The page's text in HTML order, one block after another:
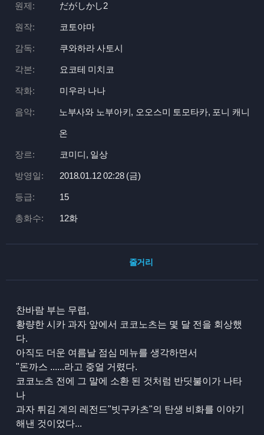
원제: だがしかし2
원작: 코토야마
감독: 쿠와하라 사토시
각본: 요코테 미치코
작화: 미우라 나나
음악: 노부사와 노부아키, 오오스미 토모타카, 포니 캐니
온
장르: 코미디, 일상
방영일: 2018.01.12 02:28 (금)
등급: 15
총화수: 12화
줄거리
찬바람 부는 무렵,
황량한 시카 과자 앞에서 코코노츠는 몇 달 전을 회상했
다.
아직도 더운 여름날 점심 메뉴를 생각하면서
"돈까스 ......라고 중얼 거렸다.
코코노츠 전에 그 말에 소환 된 것처럼 반딧불이가 나타
나
과자 튀김 계의 레전드"빗구카츠"의 탄생 비화를 이야기
해낸 것이었다...